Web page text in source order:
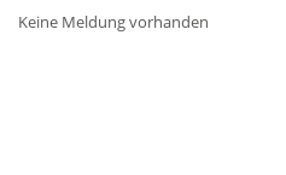
Keine Meldung vorhanden